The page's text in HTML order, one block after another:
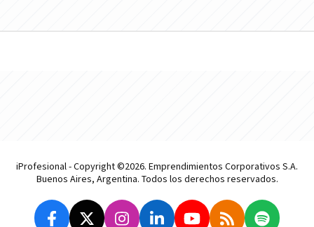
iProfesional - Copyright ©2026. Emprendimientos Corporativos S.A.
Buenos Aires, Argentina. Todos los derechos reservados.